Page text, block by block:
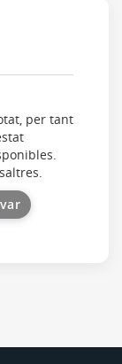
per tant